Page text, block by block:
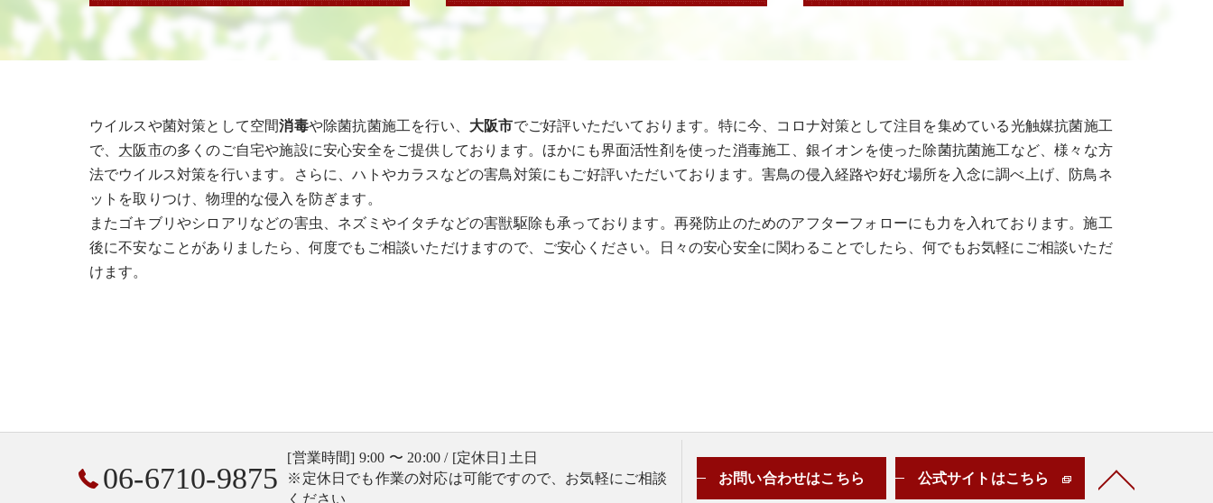
ウイルスや菌対策として空間消毒や除菌抗菌施工を行い、 大阪市でご好評いただいております。特に今、コロナ対策として注目を集めている光触媒抗菌施工
で、 大阪市の多くのご自宅や施設に安心安全をご提供しております。ほかにも界面活性剤を使った消毒施工、銀イオンを使った除菌抗菌施工など、様々な方
法でウイルス対策を行います。さらに、ハトやカラスなどの害鳥対策にもご好評いただいております。害鳥の侵入経路や好む場所を入念に調べ上げ、防鳥ネ
ットを取りつけ、物理的な侵入を防ぎます。
またゴキブリやシロアリなどの害虫、ネズミやイタチなどの害獣駆除も承っております。再発防止のためのアフターフォローにも力を入れております。施工
後に不安なことがありましたら、何度でもご相談いただけますので、ご安心ください。日々の安心安全に関わることでしたら、何でもお気軽にご相談いただ
けます。
06-6710-9875
[営業時間] 9:00 〜 20:00 / [定休日] 土日
※定休日でも作業の対応は可能ですので、お気軽にご相談
ください
お問い合わせはこちら 公式サイトはこちら